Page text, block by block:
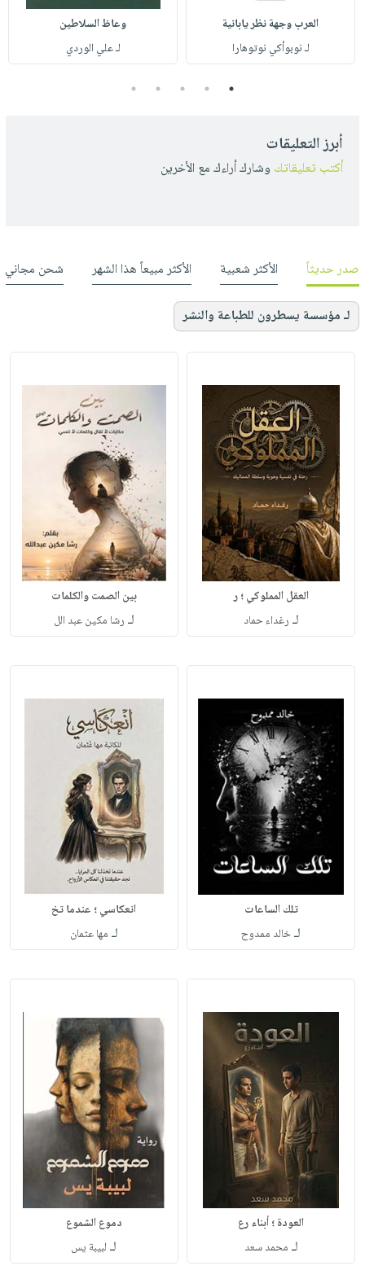
العرب وجهة نظر يابانية
لـ نوبوأكي نوتوهارا
وعاظ السلاطين
لـ علي الوردي
1
2
3
4
5
أبرز التعليقات
أكتب تعليقاتك وشارك أراءك مع الأخرين
صدر حديثاً الأكثر شعبية الأكثر مبيعاً هذا الشهر شحن مجاني
لـ مؤسسة يسطرون للطباعة والنشر
العقل المملوكي ؛ ر
لـ رغداء حماد
بين الصمت والكلمات
لـ رشا مكين عبد الل
تلك الساعات
لـخالد ممدوح
انعكاسي ؛ عندما تخ
لـ مها عثمان
العودة ؛ أبناء رع
لـ محمد سعد
دموع الشموع
لـ لبيبة يس